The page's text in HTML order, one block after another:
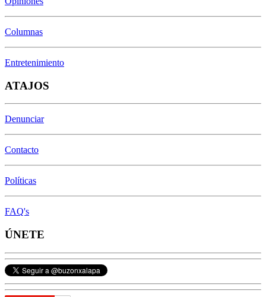
Columnas
Entretenimiento
ATAJOS
Denunciar
Contacto
Políticas
FAQ's
ÚNETE